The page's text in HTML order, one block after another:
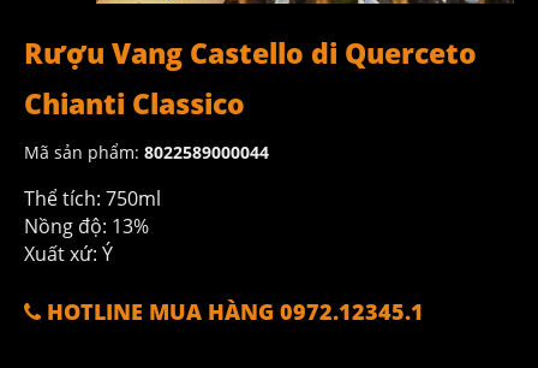
Rượu Vang Castello di Querceto
Chianti Classico
Mã sản phẩm: 8022589000044
Thể tích: 750ml
Nồng độ: 13%
Xuất xứ: Ý
HOTLINE MUA HÀNG 0972.12345.1